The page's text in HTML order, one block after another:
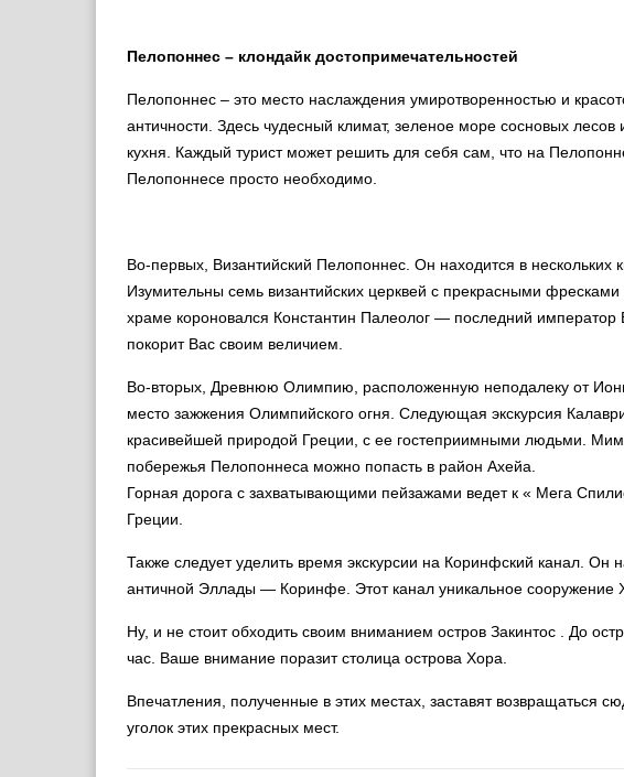
Пелопоннес – клондайк достопримечательностей
Пелопоннес – это место наслаждения умиротворенностью и
античности. Здесь чудесный климат, зеленое море сосновых
кухня. Каждый турист может решить для себя сам, что на
Пелопоннесе просто необходимо.
Во-первых, Византийский Пелопоннес. Он находится в нескольких
Изумительны семь византийских церквей с прекрасными
храме короновался Константин Палеолог — последний император
покорит Вас своим величием.
Во-вторых, Древнюю Олимпию, расположенную неподалеку от
место зажжения Олимпийского огня. Следующая экскурсия
красивейшей природой Греции, с ее гостеприимными людьми.
побережья Пелопоннеса можно попасть в район Ахейа.
Горная дорога с захватывающими пейзажами ведет к « Мега
Греции.
Также следует уделить время экскурсии на Коринфский канал. Он
античной Эллады — Коринфе. Этот канал уникальное сооружение
Ну, и не стоит обходить своим вниманием остров Закинтос . До
час. Ваше внимание поразит столица острова Хора.
Впечатления, полученные в этих местах, заставят возвращаться
уголок этих прекрасных мест.